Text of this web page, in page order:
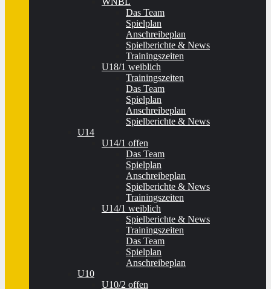
Das Team
Spielplan
Anschreibeplan
Spielberichte & News
Trainingszeiten
U18/1 weiblich
Trainingszeiten
Das Team
Spielplan
Anschreibeplan
Spielberichte & News
U14
U14/1 offen
Das Team
Spielplan
Anschreibeplan
Spielberichte & News
Trainingszeiten
U14/1 weiblich
Spielberichte & News
Trainingszeiten
Das Team
Spielplan
Anschreibeplan
U10
U10/2 offen